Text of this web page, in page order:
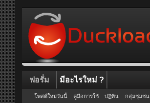
ฟอรั่ม
โพสต์ใหม่วันนี้ คู่มือการใช้ ปฏิทิน กลุ่มชุมชน
มีอะไรใหม่ ?